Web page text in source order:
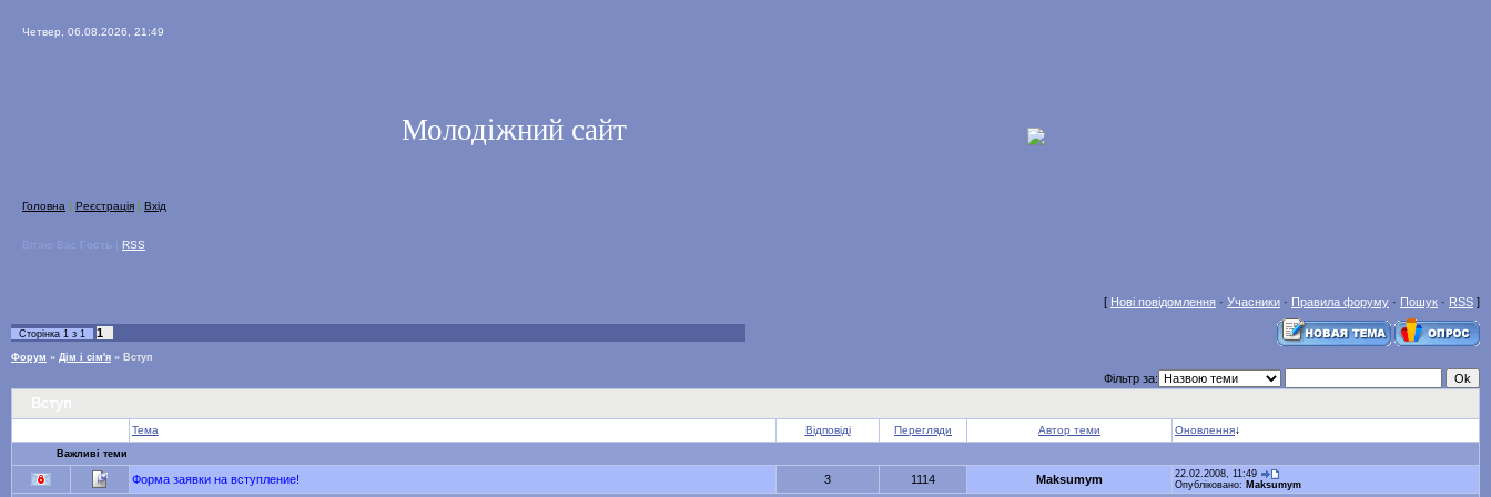
Четвер, 06.08.2026, 21:49
Молодіжний сайт
Головна | Реєстрація | Вхід
RSS
[ Нові повідомлення · Учасники · Правила форуму · Пошук · RSS ]
Сторінка 1 з 1 1
Форум » Дім і сім'я » Вступ
Фільтр за:
Тема Відповіді Перегляди Автор теми Оновлення↓
Важливі теми
Форма заявки на вступление! 3 1114 Maksumym
22.02.2008, 11:49
Опубліковано: Maksumym